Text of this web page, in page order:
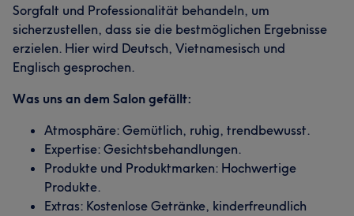
Sorgfalt und Professionalität behandeln, um
sicherzustellen, dass sie die bestmöglichen Ergebnisse
erzielen. Hier wird Deutsch, Vietnamesisch und
Englisch gesprochen.
Was uns an dem Salon gefällt:
Atmosphäre: Gemütlich, ruhig, trendbewusst.
Expertise: Gesichtsbehandlungen.
Produkte und Produktmarken: Hochwertige
Produkte.
Extras: Kostenlose Getränke, kinderfreundlich